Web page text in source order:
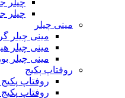
چیلر
چیلر
مینی چیلر
مینی چیلر
مینی چیلر
مینی چیلر
روفتاپ پکیج
روفتاپ
روفتاپ